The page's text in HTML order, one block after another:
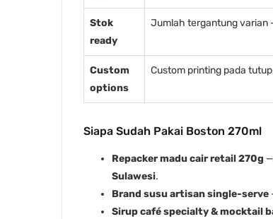
Stok
ready
Jumlah tergantung varian
Custom
options
Custom printing pada
Siapa Sudah Pakai Boston 270ml
Repacker madu cair retail 270g
Sulawesi.
Brand susu artisan single-serve
Sirup café specialty & mocktail